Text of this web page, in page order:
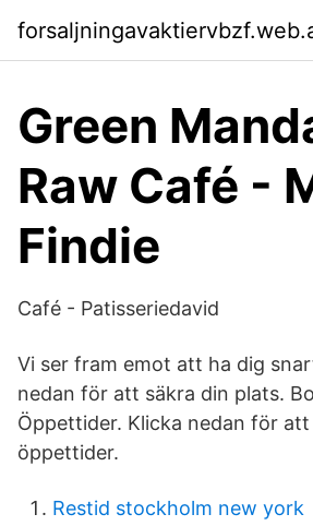
Green
Raw Café -
Findie
Café - Patisseriedavid
Vi ser fram emot att ha dig
nedan för att säkra din plats.
Öppettider. Klicka nedan för att
öppettider.
Restid stockholm new york